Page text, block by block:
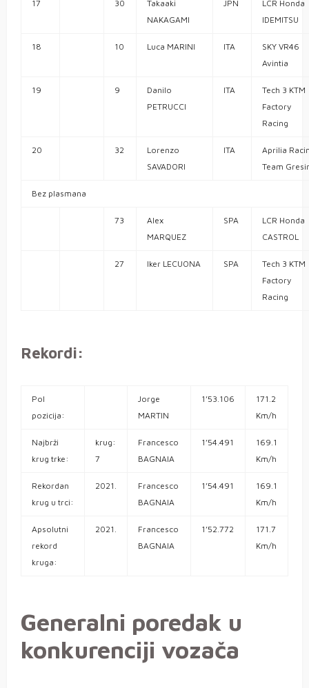
17 30
Takaaki
NAKAGAMI
JPN
LCR Honda
IDEMITSU
18 10 Luca MARINI ITA
SKY VR46
Avintia
19 9
Danilo
PETRUCCI
ITA
Tech 3 KTM
Factory
Racing
20 32
Lorenzo
SAVADORI
ITA
Aprilia
Team
Bez plasmana
73
Alex
MARQUEZ
SPA
LCR Honda
CASTROL
27 Iker LECUONA SPA
Tech 3 KTM
Factory
Racing
Rekordi:
Pol
pozicija:
Jorge
MARTIN
1’53.106
171.2
Km/h
Najbrži
krug trke:
krug:
7
Francesco
BAGNAIA
1’54.491
169.1
Km/h
Rekordan
krug u trci:
2021.
Francesco
BAGNAIA
1’54.491
169.1
Km/h
Apsolutni
rekord
kruga:
2021.
Francesco
BAGNAIA
1’52.772
171.7
Km/h
Generalni poredak u
konkurenciji vozača